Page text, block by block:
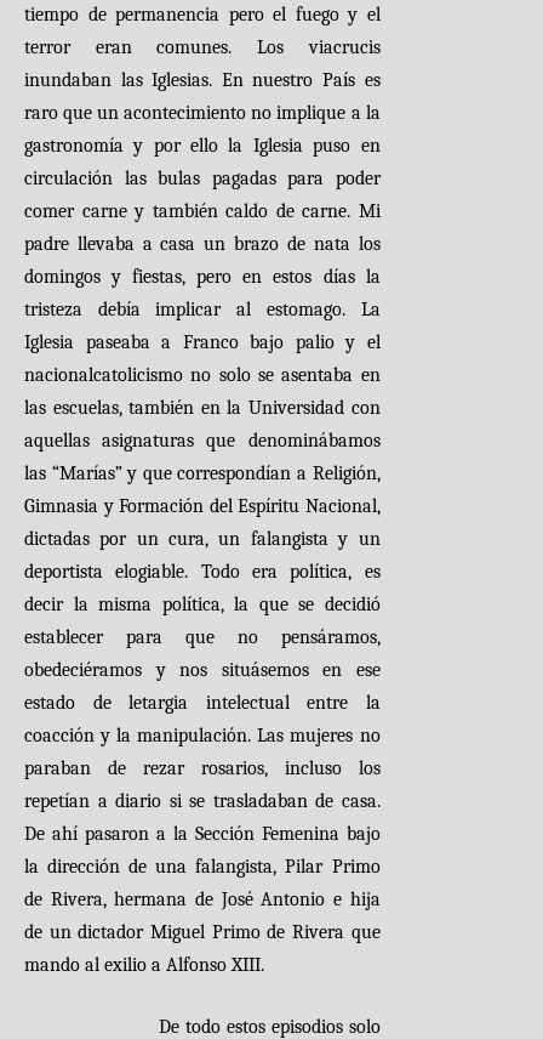
tiempo de permanencia pero el fuego y el
terror eran comunes. Los viacrucis
inundaban las Iglesias. En nuestro País es
raro que un acontecimiento no implique a la
gastronomía y por ello la Iglesia puso en
circulación las bulas pagadas para poder
comer carne y también caldo de carne. Mi
padre llevaba a casa un brazo de nata los
domingos y fiestas, pero en estos días la
tristeza debía implicar al estomago. La
Iglesia paseaba a Franco bajo palio y el
nacionalcatolicismo no solo se asentaba en
las escuelas, también en la Universidad con
aquellas asignaturas que denominábamos
las “Marías” y que correspondían a Religión,
Gimnasia y Formación del Espíritu Nacional,
dictadas por un cura, un falangista y un
deportista elogiable. Todo era política, es
decir la misma política, la que se decidió
establecer para que no pensáramos,
obedeciéramos y nos situásemos en ese
estado de letargia intelectual entre la
coacción y la manipulación. Las mujeres no
paraban de rezar rosarios, incluso los
repetían a diario si se trasladaban de casa.
De ahí pasaron a la Sección Femenina bajo
la dirección de una falangista, Pilar Primo
de Rivera, hermana de José Antonio e hija
de un dictador Miguel Primo de Rivera que
mando al exilio a Alfonso XIII.
De todo estos episodios solo